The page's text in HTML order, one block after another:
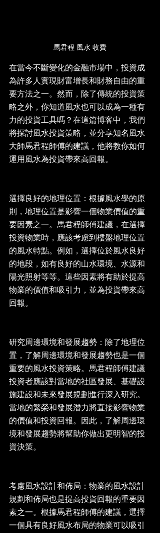
馬君程 風水 收費
在當今不斷變化的金融市場中，投資成
為許多人實現財富增長和財務自由的重
要方法之一。然而，除了傳統的投資策
略之外，你知道風水也可以成為一種有
力的投資工具嗎？在這篇博客中，我們
將探討風水投資策略，並分享知名風水
大師馬君程師傅的建議，他將教你如何
運用風水為投資帶來高回報。
選擇良好的地理位置：根據風水學的原
則，地理位置是影響一個物業價值的重
要因素之一。馬君程師傅建議，在選擇
投資物業時，應該考慮到樓盤地理位置
的風水特點。例如，選擇位於風水良好
的地段，如有良好的山水環境、水源和
陽光照射等等。這些因素將有助於提高
物業的價值和吸引力，並為投資帶來高
回報。
研究周邊環境和發展趨勢：除了地理位
置，了解周邊環境和發展趨勢也是一個
重要的風水投資策略。馬君程師傅建議
投資者應該對當地的社區發展、基礎設
施建設和未來發展規劃進行深入研究。
當地的繁榮和發展潛力將直接影響物業
的價值和投資回報。因此，了解周邊環
境和發展趨勢將幫助你做出更明智的投
資決策。
考慮風水設計和佈局：物業的風水設計
規劃和佈局也是提高投資回報的重要因
素之一。根據馬君程師傅的建議，選擇
一個具有良好風水布局的物業可以吸引